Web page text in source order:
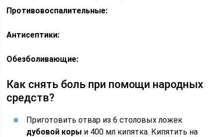
Противовоспалительные:
Антисептики:
Обезболивающие:
Как снять боль при помощи народных
средств?
Приготовить отвар из 6 столовых ложек
дубовой коры и 400 мл кипятка. Кипятить на